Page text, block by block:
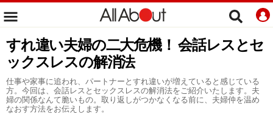
すれ違い夫婦の二大危機！ 会話レスとセ
ックスレスの解消法
仕事や家事に追われ、パートナーとすれ違いが増えていると感じている
方。今回は、会話レスとセックスレスの解消法をご紹介いたします。夫
婦の関係なんて脆いもの。取り返しがつかなくなる前に、夫婦仲を温め
なおす方法をお伝えします。